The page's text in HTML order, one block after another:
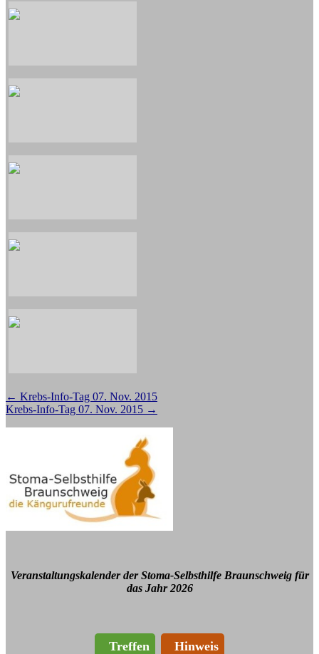
Beitragsnavigation
← Krebs-Info-Tag 07. Nov. 2015
Krebs-Info-Tag 07. Nov. 2015 →
Veranstaltungskalender der Stoma-Selbsthilfe Braunschweig für
das Jahr 2026
Treffen Hinweis